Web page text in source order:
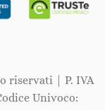
riservati | P. IVA
Univoco: